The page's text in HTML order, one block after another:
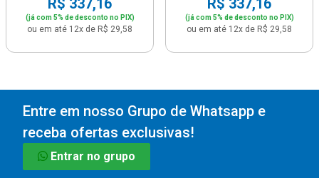
R$ 337,16
(já com 5% de desconto no PIX)
ou em até 12x de R$ 29,58
R$ 337,16
(já com 5% de desconto no PIX)
ou em até 12x de R$ 29,58
Entre em nosso Grupo de Whatsapp e
receba ofertas exclusivas!
Entrar no grupo